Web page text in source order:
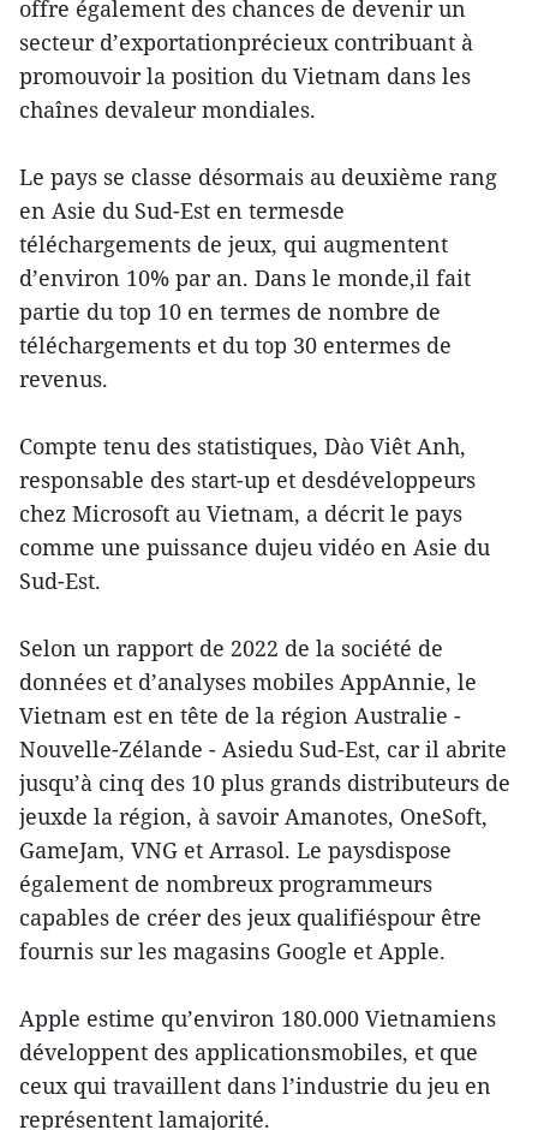
offre également des chances de devenir un
secteur d’exportationprécieux contribuant à
promouvoir la position du Vietnam dans les
chaînes devaleur mondiales.
Le pays se classe désormais au deuxième rang
en Asie du Sud-Est en termesde
téléchargements de jeux, qui augmentent
d’environ 10% par an. Dans le monde,il fait
partie du top 10 en termes de nombre de
téléchargements et du top 30 entermes de
revenus.
Compte tenu des statistiques, Dào Viêt Anh,
responsable des start-up et desdéveloppeurs
chez Microsoft au Vietnam, a décrit le pays
comme une puissance dujeu vidéo en Asie du
Sud-Est.
Selon un rapport de 2022 de la société de
données et d’analyses mobiles AppAnnie, le
Vietnam est en tête de la région Australie -
Nouvelle-Zélande - Asiedu Sud-Est, car il abrite
jusqu’à cinq des 10 plus grands distributeurs de
jeuxde la région, à savoir Amanotes, OneSoft,
GameJam, VNG et Arrasol. Le paysdispose
également de nombreux programmeurs
capables de créer des jeux qualifiéspour être
fournis sur les magasins Google et Apple.
Apple estime qu’environ 180.000 Vietnamiens
développent des applicationsmobiles, et que
ceux qui travaillent dans l’industrie du jeu en
représentent lamajorité.